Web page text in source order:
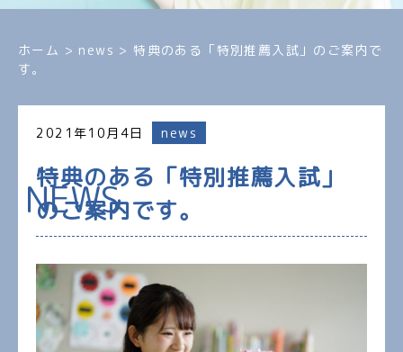
NEWS
ホーム > news >特典のある「特別推薦入試」のご案内で
す。
2021年10月4日 news
特典のある「特別推薦入試」
のご案内です。